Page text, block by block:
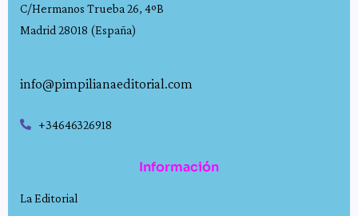
C/Hermanos Trueba 26, 4ºB
Madrid 28018 (España)
info@pimpilianaeditorial.com
+34646326918
Información
La Editorial